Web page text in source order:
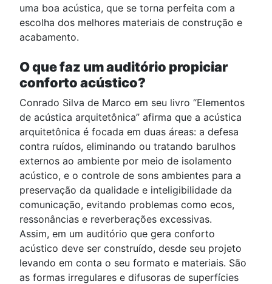
uma boa acústica, que se torna perfeita com a
escolha dos melhores materiais de construção e
acabamento.
O que faz um auditório propiciar
conforto acústico?
Conrado Silva de Marco em seu livro “Elementos
de acústica arquitetônica” afirma que a acústica
arquitetônica é focada em duas áreas: a defesa
contra ruídos, eliminando ou tratando barulhos
externos ao ambiente por meio de isolamento
acústico, e o controle de sons ambientes para a
preservação da qualidade e inteligibilidade da
comunicação, evitando problemas como ecos,
ressonâncias e reverberações excessivas.
Assim, em um auditório que gera conforto
acústico deve ser construído, desde seu projeto
levando em conta o seu formato e materiais. São
as formas irregulares e difusoras de superfícies